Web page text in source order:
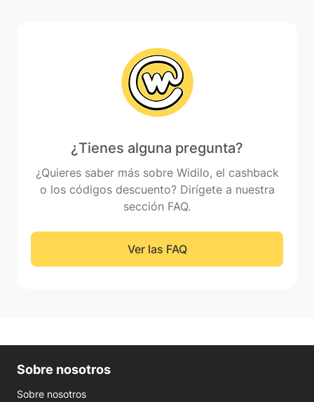
¿Tienes alguna pregunta?
¿Quieres saber más sobre Widilo, el cashback
o los códigos descuento? Dirígete a nuestra
sección FAQ.
Ver las FAQ
Sobre nosotros
Sobre nosotros